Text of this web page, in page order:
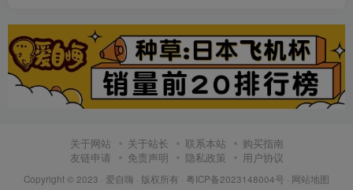
关于网站 关于站长 联系本站
购买指南
友链申请
免责声明 隐私政策 用户协议
Copyright © 2023 · 爱自嗨 · 版权所有 · 粤ICP备2023148004号 · 网站地图